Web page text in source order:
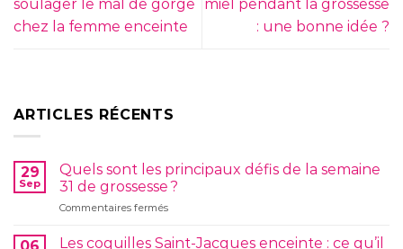
soulager le mal de gorge
chez la femme enceinte
miel pendant la grossesse
: une bonne idée ?
ARTICLES RÉCENTS
29
Sep
Quels sont les principaux défis de la semaine
31 de grossesse ?
Commentaires ferméssur
sont
Les coquilles Saint-Jacques enceinte : ce qu’il